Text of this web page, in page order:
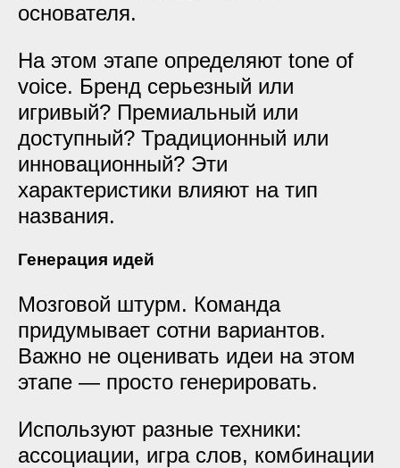
основателя.
На этом этапе определяют tone of
voice. Бренд серьезный или
игривый? Премиальный или
доступный? Традиционный или
инновационный? Эти
характеристики влияют на тип
названия.
Генерация идей
Мозговой штурм. Команда
придумывает сотни вариантов.
Важно не оценивать идеи на этом
этапе — просто генерировать.
Используют разные техники:
ассоциации, игра слов, комбинации